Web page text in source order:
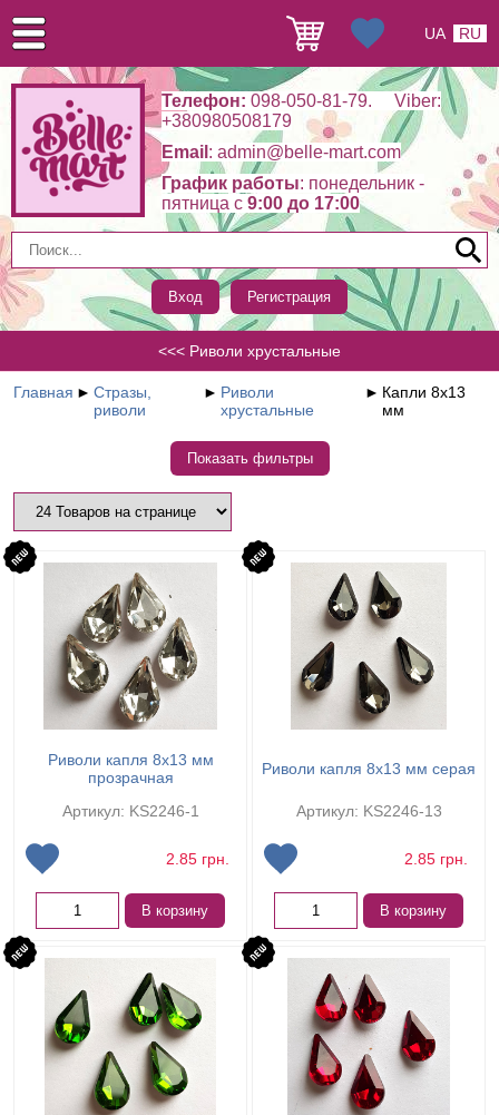
Телефон: 098-050-81-79. Viber:
+380980508179
Email : admin@belle-mart.com
График работы: понедельник -
пятница c 9:00 до 17:00
Вход Регистрация
UA RU
<<< Риволи хрустальные
Главная ► Стразы,
риволи
► Риволи
хрустальные
► Капли 8х13
мм
Показать фильтры
Риволи капля 8х13 мм
прозрачная
Артикул: KS2246-1
2.85 грн.
В корзину
Риволи капля 8х13 мм серая
Артикул: KS2246-13
2.85 грн.
В корзину